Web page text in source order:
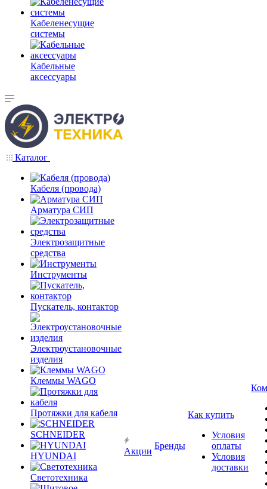
Кабеленесущие
системы
Кабельные
аксессуары
Каталог
Кабеля (провода)
Арматура СИП
Электрозащитные
средства
Инструменты
Пускатель, контактор
Электроустановочные
изделия
Клеммы WAGO
Протяжки для кабеля
SCHNEIDER
HYUNDAI
Светотехника
Акции
Бренды
Как купить
Условия
оплаты
Условия
доставки